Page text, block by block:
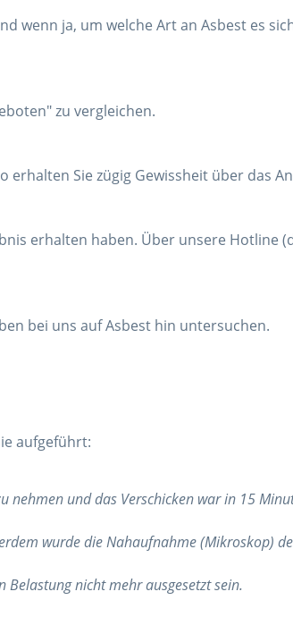
wenn ja, um welche Art an Asbest es
zu vergleichen.
Sie zügig Gewissheit über das
erhalten haben. Über unsere Hotline
bei uns auf Asbest hin untersuchen.
aufgeführt:
nehmen und das Verschicken war in 15
wurde die Nahaufnahme (Mikroskop)
nicht mehr ausgesetzt sein.